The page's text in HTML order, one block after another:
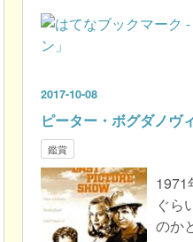
2017-10-08
ピーター・ボグダノヴ
鑑賞
1971
ぐら
のか